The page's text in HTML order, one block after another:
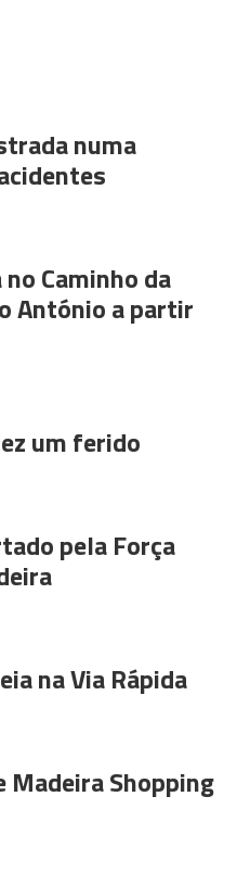
numa
Caminho da
António a partir
um ferido
pela Força
na Via Rápida
Madeira Shopping